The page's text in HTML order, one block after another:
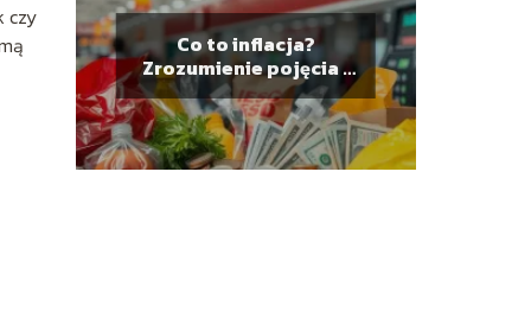
czy
Co to inflacja?
Zrozumienie pojęcia i
jego wpływ na finanse